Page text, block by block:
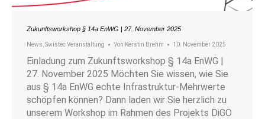
Zukunftsworkshop § 14a EnWG | 27. November 2025
News Swistec Veranstaltung Von Kerstin Brehm 10. November 2025
Einladung zum Zukunftsworkshop § 14a EnWG |
27. November 2025 Möchten Sie wissen, wie Sie
aus § 14a EnWG echte Infrastruktur-Mehrwerte
schöpfen können? Dann laden wir Sie herzlich zu
unserem Workshop im Rahmen des Projekts DiGO